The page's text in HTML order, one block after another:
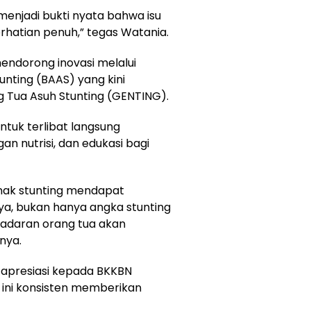
bukti nyata bahwa isu
penuh,” tegas Watania.
inovasi melalui
(BAAS) yang kini
Asuh Stunting (GENTING).
terlibat langsung
nutrisi, dan edukasi bagi
stunting mendapat
bukan hanya angka stunting
orang tua akan
kepada BKKBN
konsisten memberikan